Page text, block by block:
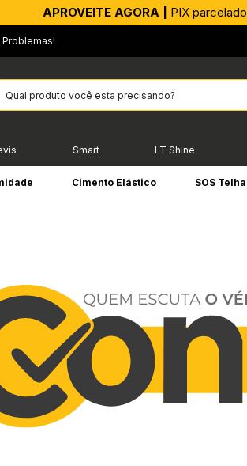
APROVEITE AGORA | PIX
Smart LT Shine
Cimento Elástico SOS